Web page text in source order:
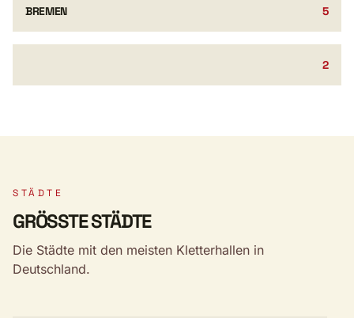
BREMEN 5
2
STÄDTE
GRÖSSTE STÄDTE
Die Städte mit den meisten Kletterhallen in
Deutschland.